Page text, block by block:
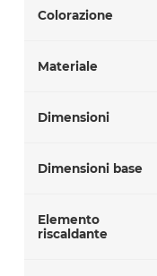
Colorazione
Materiale
Dimensioni
Dimensioni base
Elemento
riscaldante